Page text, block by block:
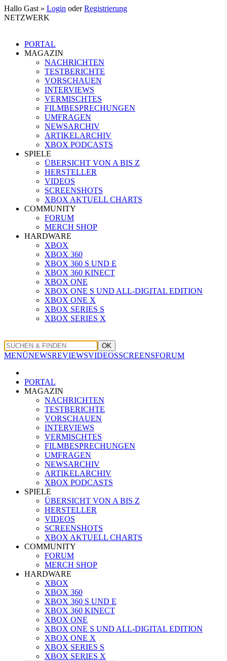
Hallo Gast » Login oderRegistrierung
NETZWERK
PORTAL
MAGAZIN
NACHRICHTEN
TESTBERICHTE
VORSCHAUEN
INTERVIEWS
VERMISCHTES
FILMBESPRECHUNGEN
UMFRAGEN
NEWSARCHIV
ARTIKELARCHIV
XBOX PODCASTS
SPIELE
ÜBERSICHT VON A BIS Z
HERSTELLER
VIDEOS
SCREENSHOTS
XBOX AKTUELL CHARTS
COMMUNITY
FORUM
MERCH SHOP
HARDWARE
XBOX
XBOX 360
XBOX 360 S UND E
XBOX 360 KINECT
XBOX ONE
XBOX ONE S UND ALL-DIGITAL EDITION
XBOX ONE X
XBOX SERIES S
XBOX SERIES X
OK
MENÜNEWSREVIEWSVIDEOSSCREENSFORUM
PORTAL
MAGAZIN
NACHRICHTEN
TESTBERICHTE
VORSCHAUEN
INTERVIEWS
VERMISCHTES
FILMBESPRECHUNGEN
UMFRAGEN
NEWSARCHIV
ARTIKELARCHIV
XBOX PODCASTS
SPIELE
ÜBERSICHT VON A BIS Z
HERSTELLER
VIDEOS
SCREENSHOTS
XBOX AKTUELL CHARTS
COMMUNITY
FORUM
MERCH SHOP
HARDWARE
XBOX
XBOX 360
XBOX 360 S UND E
XBOX 360 KINECT
XBOX ONE
XBOX ONE S UND ALL-DIGITAL EDITION
XBOX ONE X
XBOX SERIES S
XBOX SERIES X